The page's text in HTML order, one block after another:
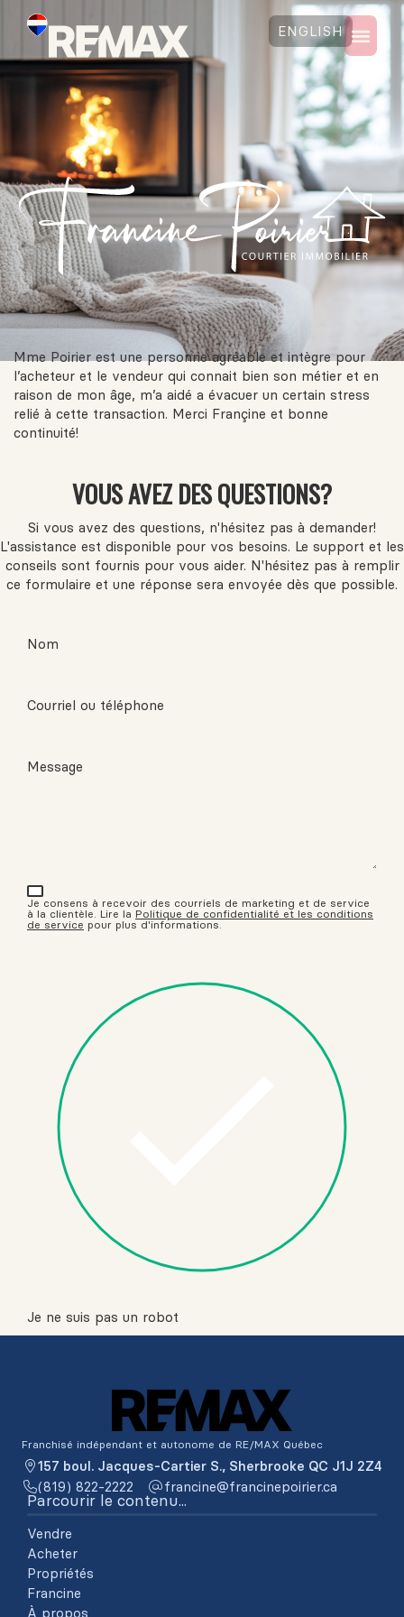
ENGLISH
Mme Poirier est une personne agréable et intègre pour
l’acheteur et le vendeur qui connait bien son métier et en
raison de mon âge, m’a aidé a évacuer un certain stress
relié à cette transaction. Merci Françine et bonne
continuité!
VOUS AVEZ DES QUESTIONS?
Si vous avez des questions, n'hésitez pas à demander!
L'assistance est disponible pour vos besoins. Le support et les
conseils sont fournis pour vous aider. N'hésitez pas à remplir
ce formulaire et une réponse sera envoyée dès que possible.
Nom
Courriel ou téléphone
Message
Je consens à recevoir des courriels de marketing et de service
à la clientèle. Lire la Politique de confidentialité et les conditions
de service pour plus d'informations.
Je ne suis pas un robot
Franchisé indépendant et autonome de RE/MAX Québec
157 boul. Jacques-Cartier S., Sherbrooke QC J1J 2Z4
(819) 822-2222
ac.reiriopenicnarf@enicnarf
Parcourir le contenu...
Vendre
Acheter
Propriétés
Francine
À propos